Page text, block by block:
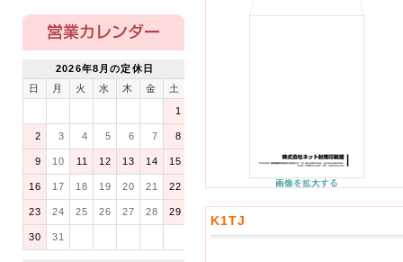
2026年8月の定休日
日
月 火 水 木 金 土
1
2 3 4 5 6 7 8
9 10 11 12 13 14 15
16 17 18 19 20 21 22
23 24 25 26 27 28 29
30 31
K1TJ